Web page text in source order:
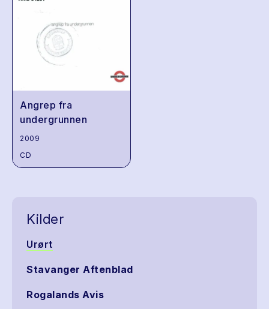
Angrep fra
undergrunnen
2009
CD
Kilder
Urørt
Stavanger Aftenblad
Rogalands Avis